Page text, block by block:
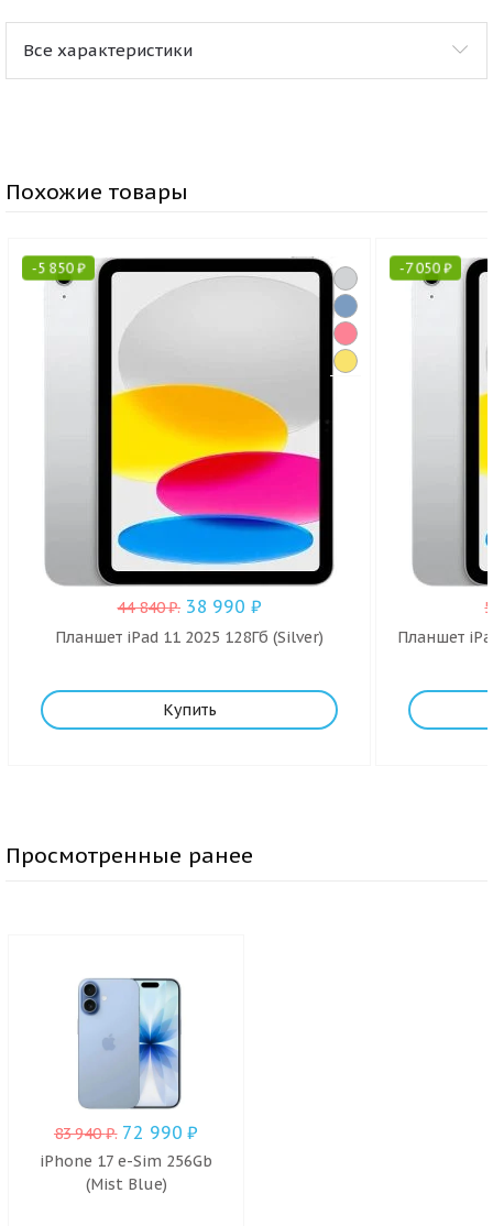
Все характеристики
Похожие товары
-5 850₽
44 840₽. 38 990 ₽
Планшет iPad 11 2025 128Гб (Silver)
Купить
-7 050₽
Планшет
Просмотренные ранее
83 940₽. 72 990₽
iPhone 17 e-Sim 256Gb
(Mist Blue)